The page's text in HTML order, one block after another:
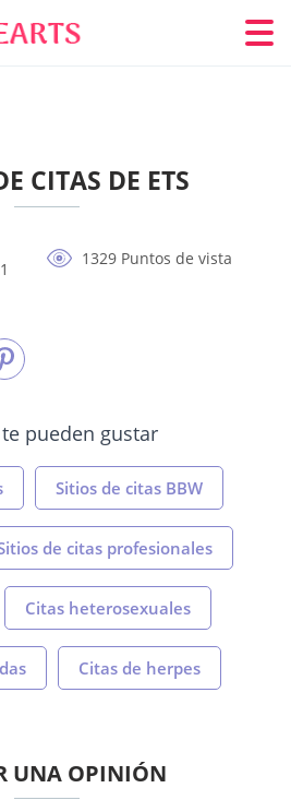
CITAS DE ETS
1329 Puntos de vista
pueden gustar
Sitios de citas BBW
de citas profesionales
Citas heterosexuales
Citas de herpes
UNA OPINIÓN